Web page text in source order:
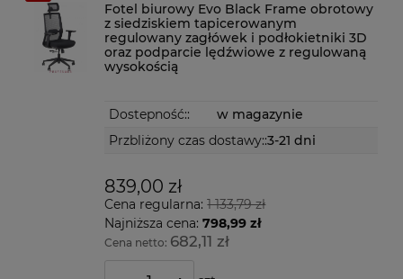
Fotel biurowy Evo Black Frame obrotowy
z siedziskiem tapicerowanym
regulowany zagłówek i podłokietniki 3D
oraz podparcie lędźwiowe z regulowaną
wysokością
Dostepność::
w magazynie
Przbliżony czas dostawy::3-21 dni
839,00 zł
Cena regularna:1 133,79 zł
Najniższa cena:798,99 zł
Cena netto: 682,11 zł